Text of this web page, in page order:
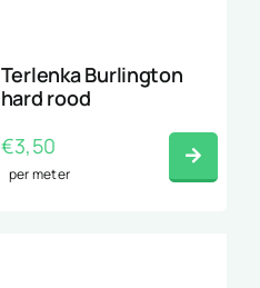
Terlenka Burlington
hard rood
€3,50
per meter